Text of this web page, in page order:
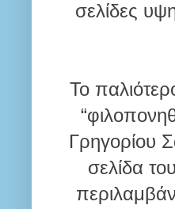
σελίδες
Το
Γρηγορίου
σελίδα